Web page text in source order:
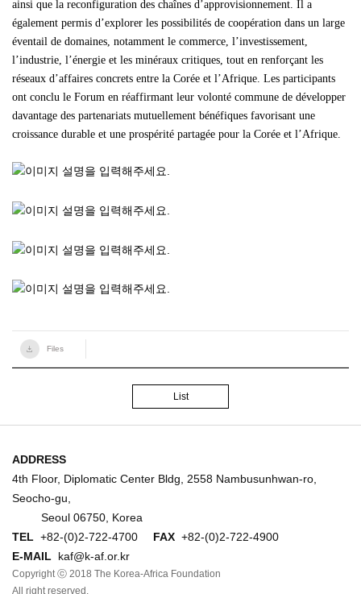
ainsi que la reconfiguration des chaînes d’approvisionnement. Il a
également permis d’explorer les possibilités de coopération dans un large
éventail de domaines, notamment le commerce, l’investissement,
l’industrie, l’énergie et les minéraux critiques, tout en renforçant les
réseaux d’affaires concrets entre la Corée et l’Afrique. Les participants
ont conclu le Forum en réaffirmant leur volonté commune de développer
davantage des partenariats mutuellement bénéfiques favorisant une
croissance durable et une prospérité partagée pour la Corée et l’Afrique.
Files
List
ADDRESS
4th Floor, Diplomatic Center Bldg, 2558 Nambusunhwan-ro,
Seocho-gu,
Seoul 06750, Korea
TEL +82-(0)2-722-4700 FAX +82-(0)2-722-4900
E-MAIL
kaf@k-af.or.kr
Copyright ⓒ 2018 The Korea-Africa Foundation
All right reserved.